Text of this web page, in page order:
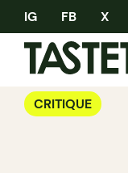
IG FB X
CRITIQUE